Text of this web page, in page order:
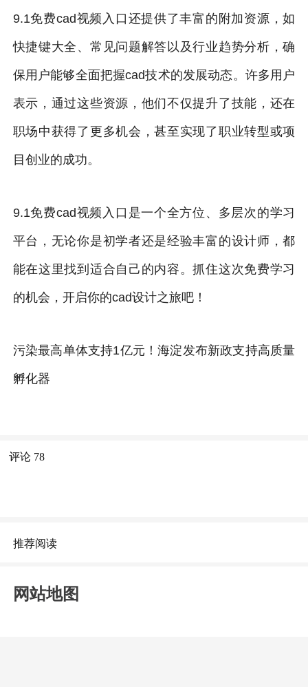
9.1免费cad视频入口还提供了丰富的附加资源，如
快捷键大全、常见问题解答以及行业趋势分析，确
保用户能够全面把握cad技术的发展动态。许多用户
表示，通过这些资源，他们不仅提升了技能，还在
职场中获得了更多机会，甚至实现了职业转型或项
目创业的成功。
9.1免费cad视频入口是一个全方位、多层次的学习
平台，无论你是初学者还是经验丰富的设计师，都
能在这里找到适合自己的内容。抓住这次免费学习
的机会，开启你的cad设计之旅吧！
污染最高单体支持1亿元！海淀发布新政支持高质量
孵化器
评论 78
推荐阅读
网站地图